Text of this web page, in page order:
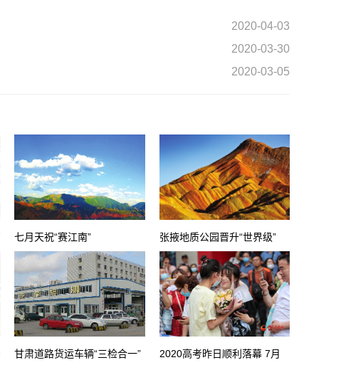
2020-04-03
2020-03-30
2020-03-05
七月天祝“赛江南” 张掖地质公园晋升“世界级”
甘肃道路货运车辆“三检合一” 2020高考昨日顺利落幕 7月